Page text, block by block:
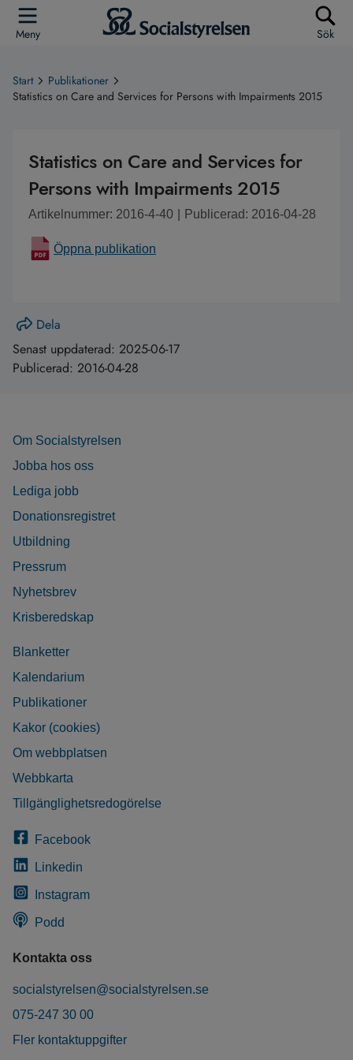
Meny Sök
Start
Publikationer
Statistics on Care and Services for Persons with Impairments 2015
Statistics on Care and Services for
Persons with Impairments 2015
Artikelnummer: 2016-4-40 Publicerad: 2016-04-28
Öppna publikation
Dela
Senast uppdaterad: 2025-06-17
Publicerad: 2016-04-28
Om Socialstyrelsen
Jobba hos oss
Lediga jobb
Donationsregistret
Utbildning
Pressrum
Nyhetsbrev
Krisberedskap
Blanketter
Kalendarium
Publikationer
Kakor (cookies)
Om webbplatsen
Webbkarta
Tillgänglighetsredogörelse
Facebook
Linkedin
Instagram
Podd
Kontakta oss
socialstyrelsen@socialstyrelsen.se
075-247 30 00
Fler kontaktuppgifter